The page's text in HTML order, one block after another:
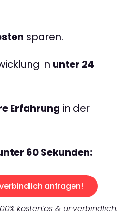
sparen.
in unter 24
Erfahrung in der
60 Sekunden:
anfragen!
kostenlos & unverbindlich.